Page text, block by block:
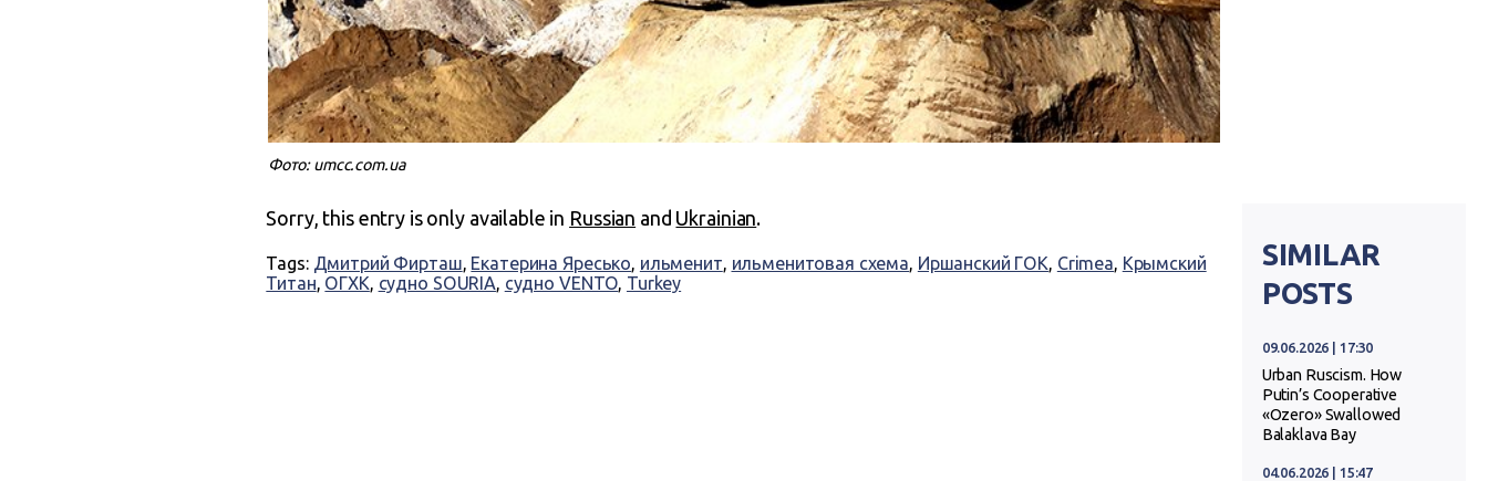
Фото: umcc.com.ua
Sorry, this entry is only available in Russian and Ukrainian.
Tags: Дмитрий Фирташ, Екатерина Яресько, ильменит, ильменитовая схема, Иршанский ГОК, Crimea, Крымский
Титан, ОГХК, судно SOURIA, судно VENTO, Turkey
SIMILAR
POSTS
09.06.2026 | 17:30
Urban Ruscism. How
Putin’s Cooperative
«Ozero» Swallowed
Balaklava Bay
04.06.2026 | 15:47